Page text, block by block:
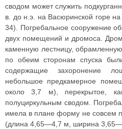
сводом может служить
в. до н.э. на Васюринской горе
34). Погребальное сооружение
двух помещений и дромоса.
каменную лестницу,
по обеим сторонам спуска
содержащие захоронение
небольшое предкамерное
около 3,7 м), перекрытое,
полуциркульным сводом.
имела в плане форму не совсем
(длина 4,65—4,7 м, ширина